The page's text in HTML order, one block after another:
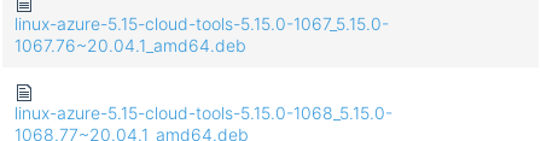
linux-azure-5.15-cloud-tools-5.15.0-1067_5.15.0-
1067.76~20.04.1_amd64.deb
linux-azure-5.15-cloud-tools-5.15.0-1068_5.15.0-
1068.77~20.04.1_amd64.deb